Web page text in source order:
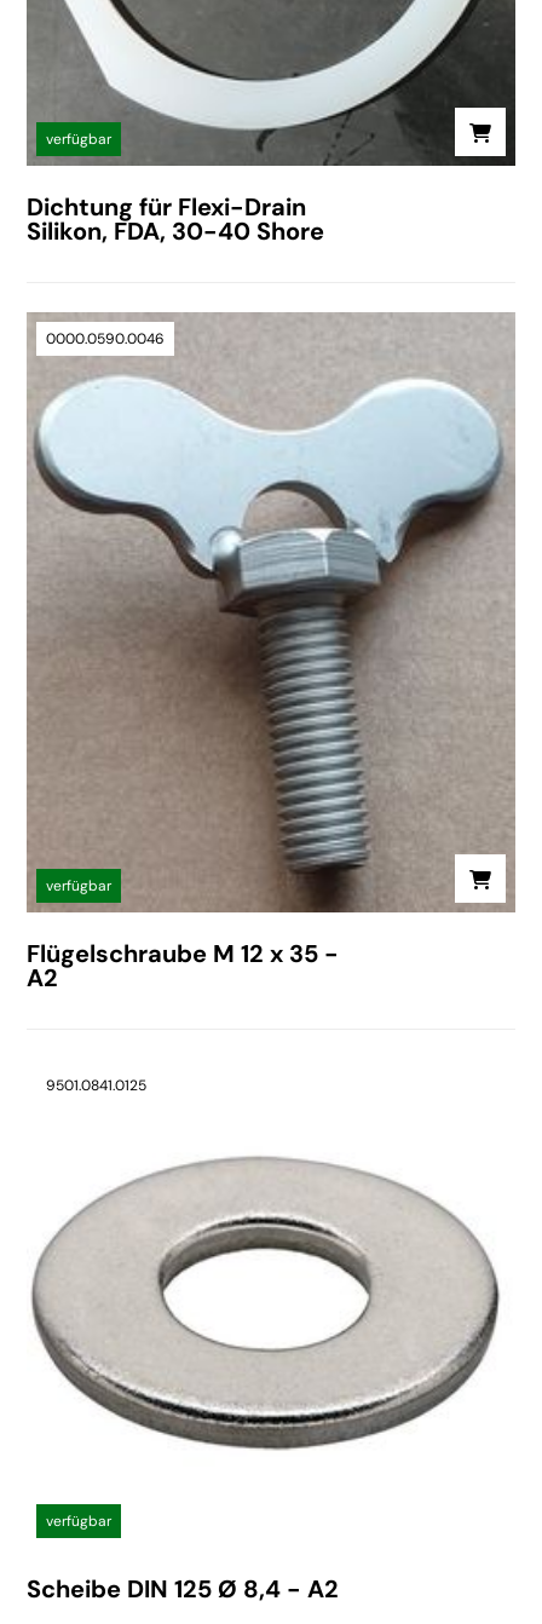
verfügbar
Dichtung für Flexi-Drain
Silikon, FDA, 30-40 Shore
0000.0590.0046
verfügbar
Flügelschraube M 12 x 35 -
A2
9501.0841.0125
verfügbar
Scheibe DIN 125 Ø 8,4 - A2